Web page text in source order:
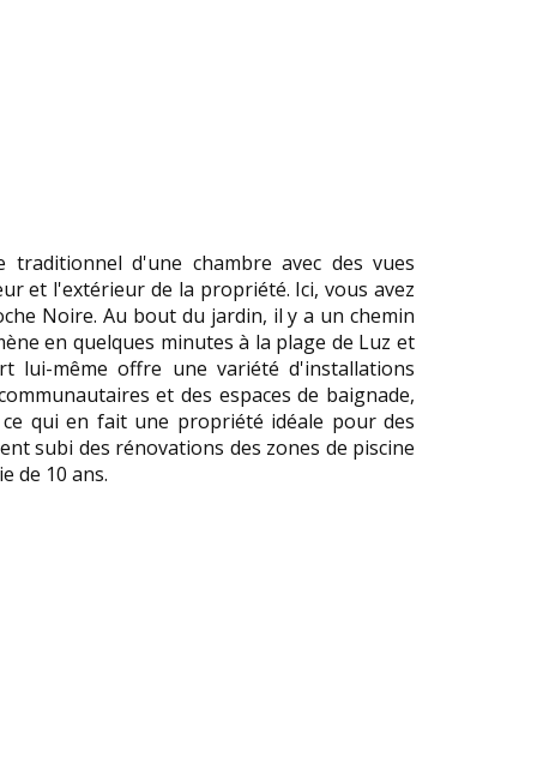
d'une chambre avec des vues
et l'extérieur de la propriété. Ici, vous avez
Noire. Au bout du jardin, il y a un chemin
en quelques minutes à la plage de Luz et
lui-même offre une variété d'installations
et des espaces de baignade,
qui en fait une propriété idéale pour des
subi des rénovations des zones de piscine
de 10 ans.